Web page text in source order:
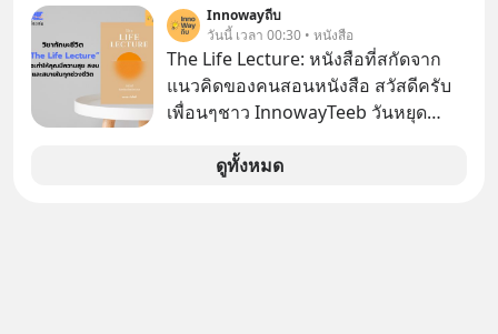
ถ่านไฟฉาย? ถ้าคุณยังคิดแบบนั้น แสดง
ว่าคุณกำลังพลาดเรื่องราวการ
‘Rebranding’ ที่ดุเดือดที่สุดใน
ประวัติศาสตร์ญี่ปุ่น! รู้หรือไม่ว่า ในวันที่
พวกเขาขาดทุนย่อยยับเกือบ 3 แสนล้าน
บาท Panasonic ตัดสินใจหักดิบ ทิ้ง
ตลาดเครื่องใช้ไฟฟ้าที่สู้ B2C ไม่ไหว
Innowayถีบ
วันนี้ เวลา 00:30 • หนังสือ
The Life Lecture: หนังสือที่สกัดจาก
แนวคิดของคนสอนหนังสือ สวัสดีครับ
เพื่อนๆชาว InnowayTeeb วันหยุด
สนใจจบแล้วเกิดคำถามว่า
ดูทั้งหมด